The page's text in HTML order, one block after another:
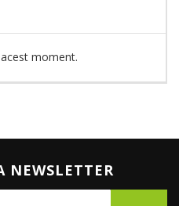
moment.
NEWSLETTER